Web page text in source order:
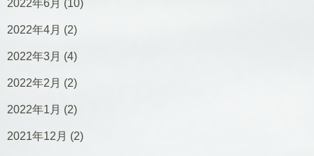
2022年6月 (10)
2022年4月 (2)
2022年3月 (4)
2022年2月 (2)
2022年1月 (2)
2021年12月 (2)